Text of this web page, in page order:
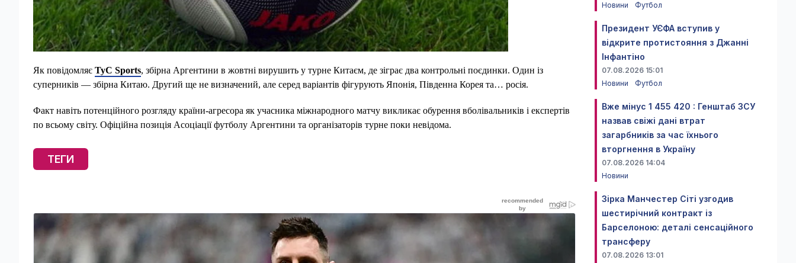
Як повідомляє TyC Sports, збірна Аргентини в жовтні вирушить у турне Китаєм, де зіграє два контрольні поєдинки. Один із
суперників — збірна Китаю. Другий ще не визначений, але серед варіантів фігурують Японія, Південна Корея та… росія.
Факт навіть потенційного розгляду країни-агресора як учасника міжнародного матчу викликає обурення вболівальників і експертів
по всьому світу. Офіційна позиція Асоціації футболу Аргентини та організаторів турне поки невідома.
ТЕГИ
Новини
Футбол
Президент УЄФА вступив у
відкрите протистояння з Джанні
Інфантіно
07.08.2026 15:01
Новини
Футбол
Вже мінус 1 455 420 : Генштаб ЗСУ
назвав свіжі дані втрат
загарбників за час їхнього
вторгнення в Україну
07.08.2026 14:04
Новини
Зірка Манчестер Сіті узгодив
шестирічний контракт із
Барселоною: деталі сенсаційного
трансферу
07.08.2026 13:01